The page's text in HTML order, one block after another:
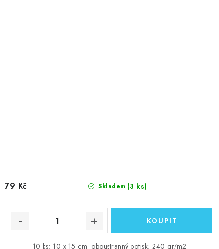
Skladem (3 ks)
79 Kč
10 ks; 10 x 15 cm; oboustranný potisk; 240 gr/m2